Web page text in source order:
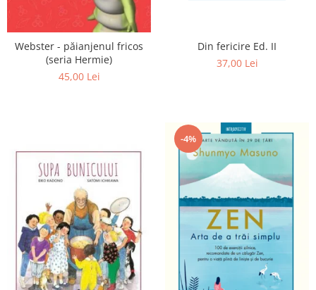
Webster - păianjenul fricos
(seria Hermie)
45,00 Lei
Din fericire Ed. II
37,00 Lei
-4%